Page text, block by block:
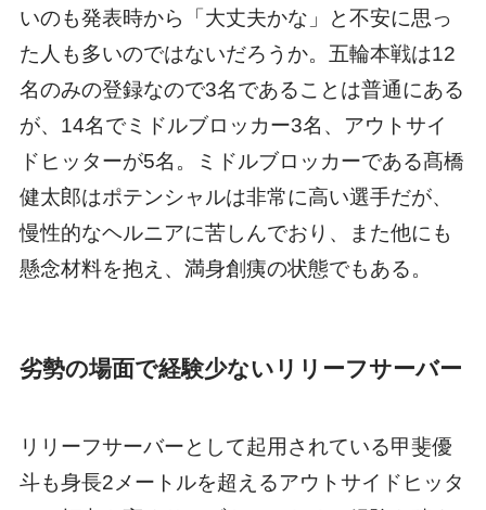
いのも発表時から「大丈夫かな」と不安に思っ
た人も多いのではないだろうか。五輪本戦は12
名のみの登録なので3名であることは普通にある
が、14名でミドルブロッカー3名、アウトサイ
ドヒッターが5名。ミドルブロッカーである髙橋
健太郎はポテンシャルは非常に高い選手だが、
慢性的なヘルニアに苦しんでおり、また他にも
懸念材料を抱え、満身創痍の状態でもある。
劣勢の場面で経験少ないリリーフサーバー
リリーフサーバーとして起用されている甲斐優
斗も身長2メートルを超えるアウトサイドヒッタ